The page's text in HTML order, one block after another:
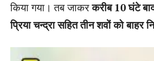
किया गया। तब जाकरकरीब 10 घंटे
प्रिया चन्द्रा सहित तीन शवों को बाहर